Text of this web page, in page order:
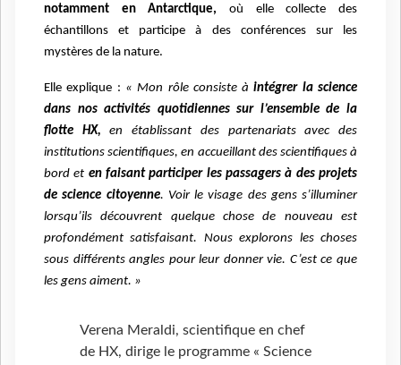
notamment en Antarctique, où elle collecte des
échantillons et participe à des conférences sur les
mystères de la nature.
Elle explique : « Mon rôle consiste àintégrer la science
dans nos activités quotidiennes sur l’ensemble de la
flotte HX, en établissant des partenariats avec des
institutions scientifiques, en accueillant des scientifiques à
bord et en faisant participer les passagers à des projets
de science citoyenne. Voir le visage des gens s’illuminer
lorsqu’ils découvrent quelque chose de nouveau est
profondément satisfaisant. Nous explorons les choses
sous différents angles pour leur donner vie. C’est ce que
les gens aiment. »
Verena Meraldi, scientifique en chef
de HX, dirige le programme « Science